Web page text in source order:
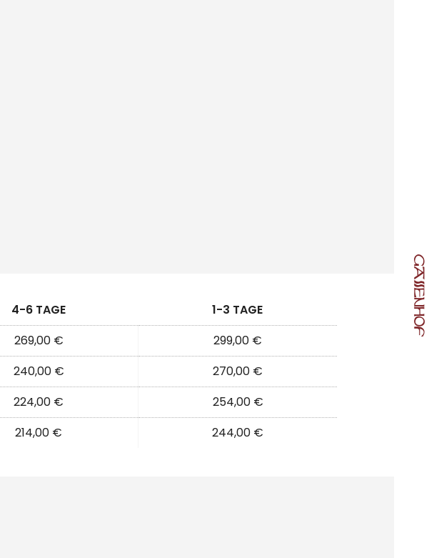
4-6 TAGE
1-3 TAGE
269,00 €
299,00 €
240,00 €
270,00 €
224,00 €
254,00 €
214,00 € 244,00 €